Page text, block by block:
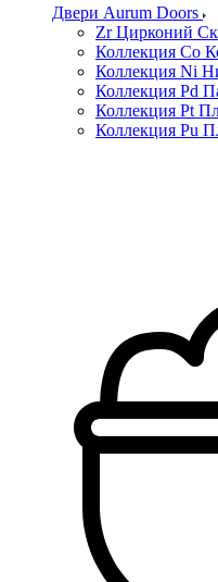
Двери Aurum Doors
Zr Цирконий
Коллекция Co
Коллекция Ni
Коллекция Pd
Коллекция Pt
Коллекция Pu